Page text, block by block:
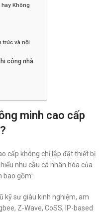
Không
trúc và nội
công nhà
minh cao cấp
cấp không chỉ lắp đặt thiết bị
nhu cầu cá nhân hóa của
bao gồm:
kỹ sư giàu kinh nghiệm, am
Z-Wave, CoSS, IP-based